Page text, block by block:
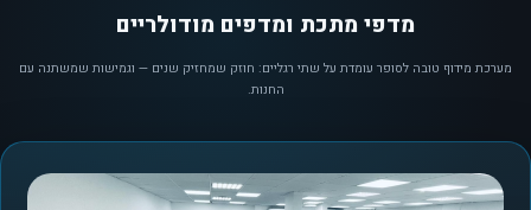
מדפי מתכת ומדפים מודולריים
מערכת מידוף טובה לסופר עומדת על שתי רגליים: חוזק שמחזיק שנים — וגמישות שמשתנה עם
החנות.